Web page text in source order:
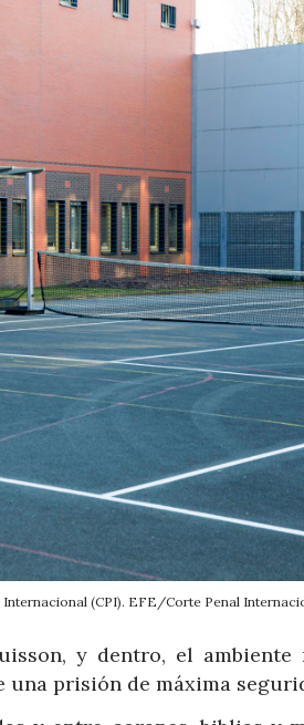
(CPI). EFE/Corte Penal
y dentro, el
una prisión de máxima